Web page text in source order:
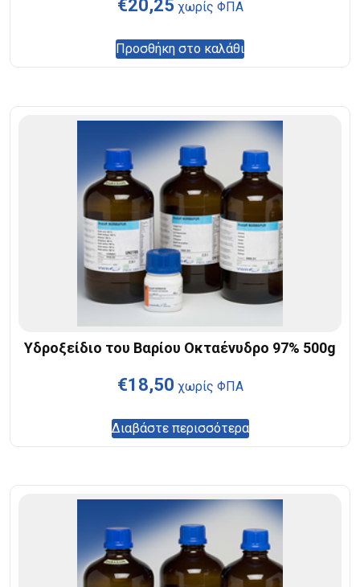
€20,25 χωρίς ΦΠΑ
Προσθήκη στο καλάθι
Υδροξείδιο του Βαρίου Οκταένυδρο 97% 500g
€18,50 χωρίς ΦΠΑ
Διαβάστε περισσότερα